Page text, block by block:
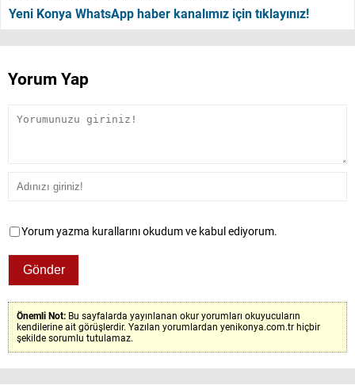
Yeni Konya WhatsApp haber kanalımız için tıklayınız!
Yorum Yap
Yorum yazma kurallarını okudum ve kabul ediyorum.
Önemli Not: Bu sayfalarda yayınlanan okur yorumları okuyucuların
kendilerine ait görüşlerdir. Yazılan yorumlardan yenikonya.com.tr hiçbir
şekilde sorumlu tutulamaz.